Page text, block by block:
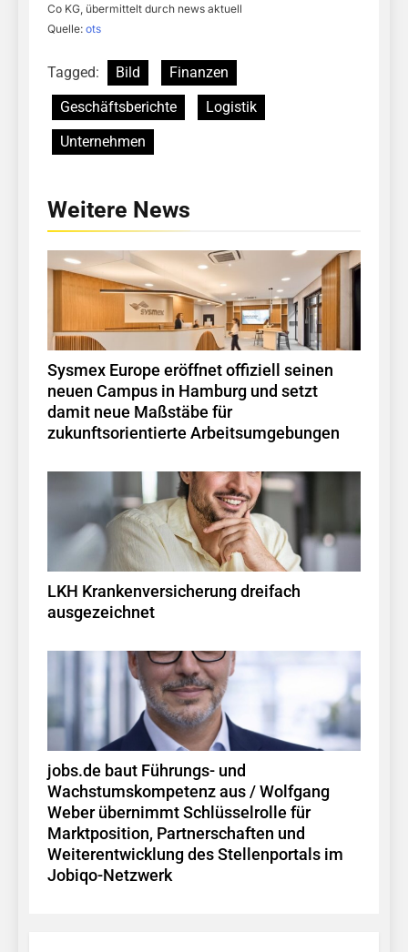
Co KG, übermittelt durch news aktuell
Quelle: ots
Tagged: Bild
Finanzen
Geschäftsberichte
Logistik
Unternehmen
Weitere News
Sysmex Europe eröffnet offiziell seinen
neuen Campus in Hamburg und setzt
damit neue Maßstäbe für
zukunftsorientierte Arbeitsumgebungen
LKH Krankenversicherung dreifach
ausgezeichnet
jobs.de baut Führungs- und
Wachstumskompetenz aus / Wolfgang
Weber übernimmt Schlüsselrolle für
Marktposition, Partnerschaften und
Weiterentwicklung des Stellenportals im
Jobiqo-Netzwerk